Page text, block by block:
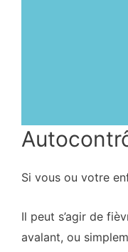
Si vous ou votre
Il peut s’agir de
avalant, ou